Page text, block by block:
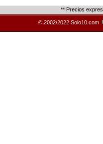
** Precios
© 2002/2022 Solo10.com